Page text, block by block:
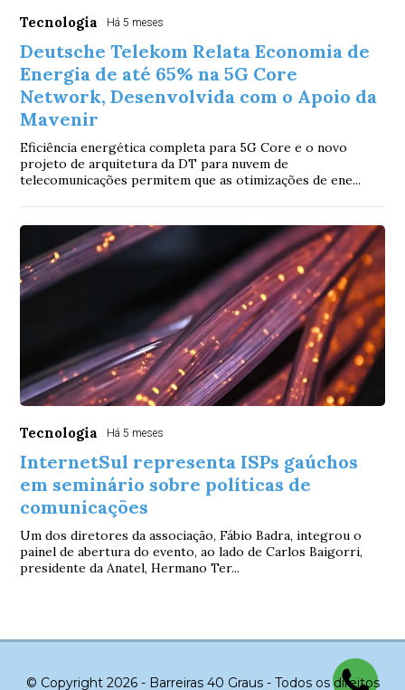
Tecnologia Há 5 meses
Deutsche Telekom Relata Economia de
Energia de até 65% na 5G Core
Network, Desenvolvida com o Apoio da
Mavenir
Eficiência energética completa para 5G Core e o novo
projeto de arquitetura da DT para nuvem de
telecomunicações permitem que as otimizações de ene...
Tecnologia Há 5 meses
InternetSul representa ISPs gaúchos
em seminário sobre políticas de
comunicações
Um dos diretores da associação, Fábio Badra, integrou o
painel de abertura do evento, ao lado de Carlos Baigorri,
presidente da Anatel, Hermano Ter...
© Copyright 2026 - Barreiras 40 Graus - Todos os direitos